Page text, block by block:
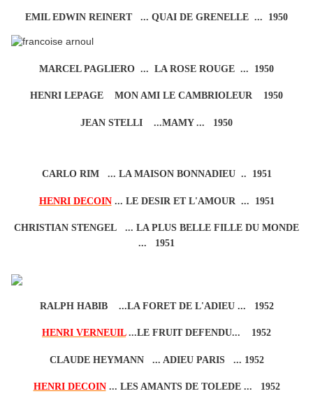
EMIL EDWIN REINERT ... QUAI DE GRENELLE ... 1950
MARCEL PAGLIERO ... LA ROSE ROUGE ... 1950
HENRI LEPAGE MON AMI LE CAMBRIOLEUR 1950
JEAN STELLI ...MAMY ... 1950
CARLO RIM ... LA MAISON BONNADIEU .. 1951
HENRI DECOIN ... LE DESIR ET L'AMOUR ... 1951
CHRISTIAN STENGEL ... LA PLUS BELLE FILLE DU MONDE
... 1951
RALPH HABIB ...LA FORET DE L'ADIEU ... 1952
HENRI VERNEUIL...LE FRUIT DEFENDU... 1952
CLAUDE HEYMANN ... ADIEU PARIS ... 1952
HENRI DECOIN ... LES AMANTS DE TOLEDE ... 1952